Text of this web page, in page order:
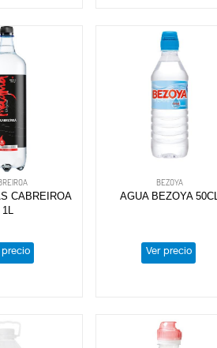
CABREIROA
1L
precio
BEZOYA
AGUA BEZOYA 50CL
Ver precio